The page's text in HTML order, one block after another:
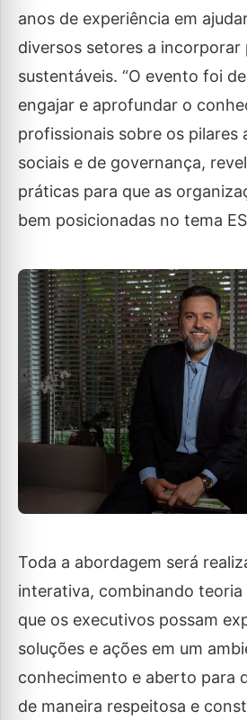
anos de experiência em
diversos setores a incorporar
sustentáveis. “O evento foi
engajar e aprofundar o
profissionais sobre os pilares
sociais e de governança,
práticas para que as
bem posicionadas no tema
Toda a abordagem será
interativa, combinando teoria
que os executivos possam
soluções e ações em um
conhecimento e aberto para
de maneira respeitosa e